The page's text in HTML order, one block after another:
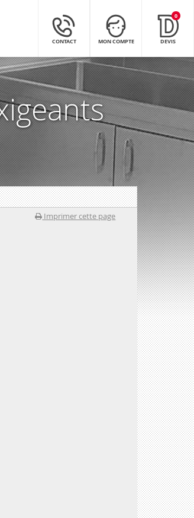
CONTACT MON COMPTE DEVIS
0
Imprimer cette page